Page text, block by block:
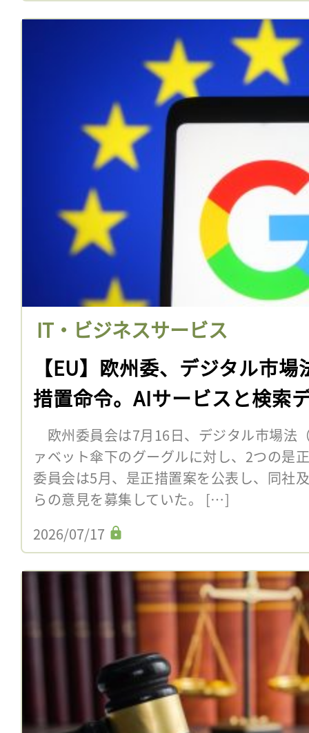
IT・ビジネスサービス
【EU】欧州委、デジタル市
措置命令。AIサービスと検索
欧州委員会は7月16日、デジタル市場法
ァベット傘下のグーグルに対し、2つの是
委員会は5月、是正措置案を公表し、同社
らの意見を募集していた。 […]
2026/07/17